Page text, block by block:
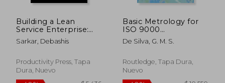
40% 40%
Building a Lean
Service Enterprise:
Reflections of a Lean
Management
Inglés)
Sarkar, Debashis
Productivity Press, Tapa
Dura, Nuevo
Basic Metrology for
ISO 9000
Certification (en
Inglés)
De Silva, G. M. S.
Routledge, Tapa Dura,
Nuevo